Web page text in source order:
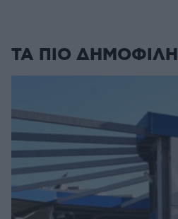
ΤΑ ΠΙΟ ΔΗΜΟΦΙΛΗ